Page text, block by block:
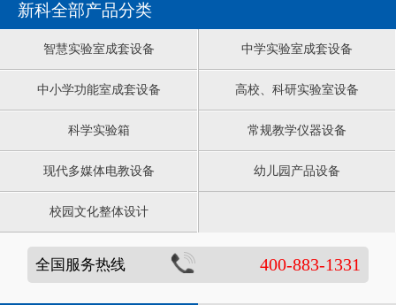
新科全部产品分类
智慧实验室成套设备 中学实验室成套设备
中小学功能室成套设备 高校、科研实验室设备
科学实验箱 常规教学仪器设备
现代多媒体电教设备 幼儿园产品设备
校园文化整体设计
全国服务热线 400-883-1331